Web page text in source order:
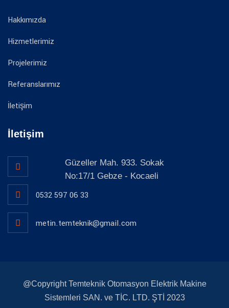
Hakkımızda
Hizmetlerimiz
Projelerimiz
Referanslarımız
İletişim
İletişim
Güzeller Mah. 933. Sokak
No:17/1 Gebze - Kocaeli
0532 597 06 33
metin.temteknik@gmail.com
@Copyright Temteknik Otomasyon Elektrik Makine
Sistemleri SAN. ve TİC. LTD. ŞTİ 2023